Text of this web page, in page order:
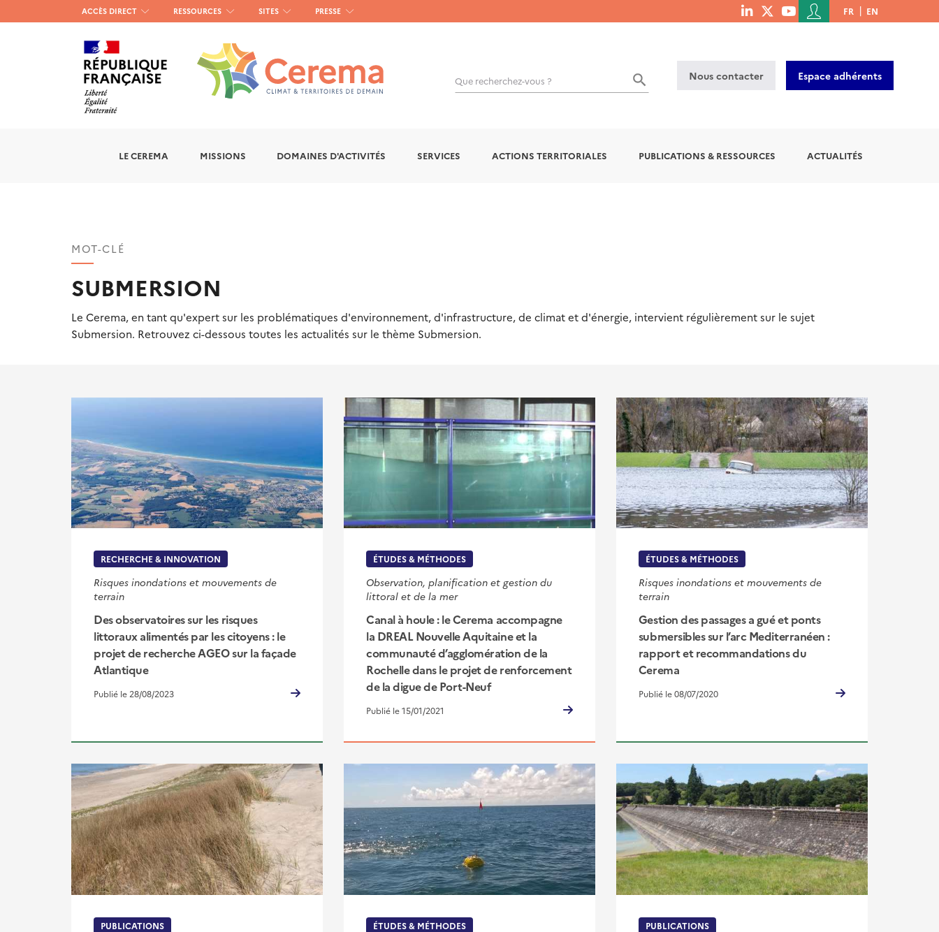
Menu
haut
gauche
ACCÈS DIRECT RESSOURCES SITES PRESSE
menu
Menu
du
de
l'utilisateur
FR EN
Que recherchez-vous ? Nous contacter Espace adhérents
LE CEREMA MISSIONS DOMAINES D'ACTIVITÉS SERVICES ACTIONS TERRITORIALES PUBLICATIONS & RESSOURCES ACTUALITÉS
MOT-CLÉ
SUBMERSION
Le Cerema, en tant qu'expert sur les problématiques d'environnement, d'infrastructure, de climat et d'énergie, intervient régulièrement sur le sujet
Submersion. Retrouvez ci-dessous toutes les actualités sur le thème Submersion.
RECHERCHE & INNOVATION
Risques inondations et mouvements de
terrain
Des observatoires sur les risques
littoraux alimentés par les citoyens : le
projet de recherche AGEO sur la façade
Atlantique
Publié le 28/08/2023
ÉTUDES & MÉTHODES
Observation, planification et gestion du
littoral et de la mer
Canal à houle : le Cerema accompagne
la DREAL Nouvelle Aquitaine et la
communauté d’agglomération de la
Rochelle dans le projet de renforcement
de la digue de Port-Neuf
Publié le 15/01/2021
ÉTUDES & MÉTHODES
Risques inondations et mouvements de
terrain
Gestion des passages a gué et ponts
submersibles sur l’arc Mediterranéen :
rapport et recommandations du
Cerema
Publié le 08/07/2020
PUBLICATIONS ÉTUDES & MÉTHODES PUBLICATIONS